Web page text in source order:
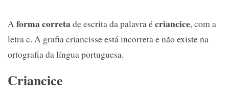
Aforma corretade escrita da palavra écriancice, com a
letra c. A grafia criancisse está incorreta e não existe na
ortografia da língua portuguesa.
Criancice